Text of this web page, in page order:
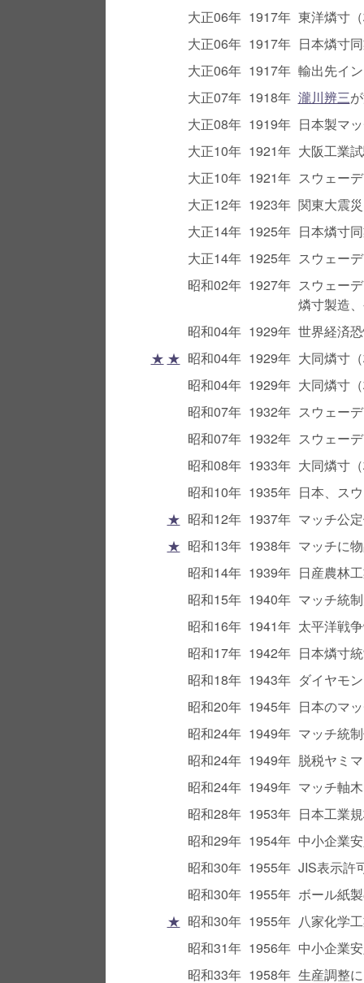
大正06年 1917年 東洋燐寸
大正06年 1917年 日本燐寸
大正06年 1917年 輸出先イ
大正07年 1918年 瀧川辨三
大正08年 1919年 日本製マ
大正10年 1921年 大阪工業
大正10年 1921年 スウェー
大正12年 1923年 関東大震災
大正14年 1925年 日本燐寸
大正14年 1925年 スウェー
昭和02年 1927年 スウェー
燐寸製造
昭和04年 1929年 世界経済
★ ★ 昭和04年 1929年 大同燐寸
昭和04年 1929年 大同燐寸
昭和07年 1932年 スウェー
昭和07年 1932年 スウェー
昭和08年 1933年 大同燐寸
昭和10年 1935年 日本、ス
★ 昭和12年 1937年 マッチ公
★ 昭和13年 1938年 マッチに
昭和14年 1939年 日産農林
昭和15年 1940年 マッチ統
昭和16年 1941年 太平洋戦
昭和17年 1942年 日本燐寸
昭和18年 1943年 ダイヤモ
昭和20年 1945年 日本のマ
昭和24年 1949年 マッチ統
昭和24年 1949年 脱税ヤミ
昭和24年 1949年 マッチ軸
昭和28年 1953年 日本工業
昭和29年 1954年 中小企業
昭和30年 1955年 JIS表示許
昭和30年 1955年 ボール紙
★ 昭和30年 1955年 八家化学
昭和31年 1956年 中小企業
昭和33年 1958年 生産調整